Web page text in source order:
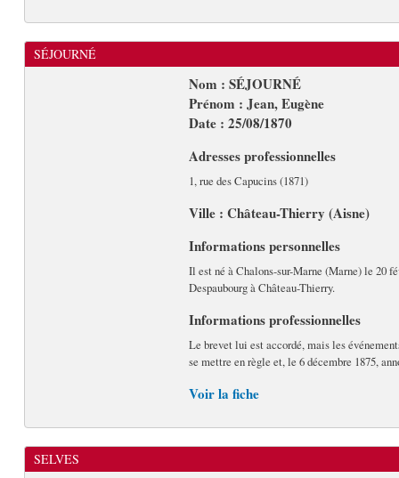
SÉJOURNÉ
Nom : SÉJOURNÉ
Prénom : Jean, Eugène
Date : 25/08/1870
Adresses professionnelles
1, rue des Capucins (1871)
Ville : Château-Thierry (Aisne)
Informations personnelles
Il est né à Chalons-sur-Marne (Marne) le 20
Despaubourg à Château-Thierry.
Informations professionnelles
Le brevet lui est accordé, mais les
se mettre en règle et, le 6 décembre 1875,
Voir la fiche
SELVES